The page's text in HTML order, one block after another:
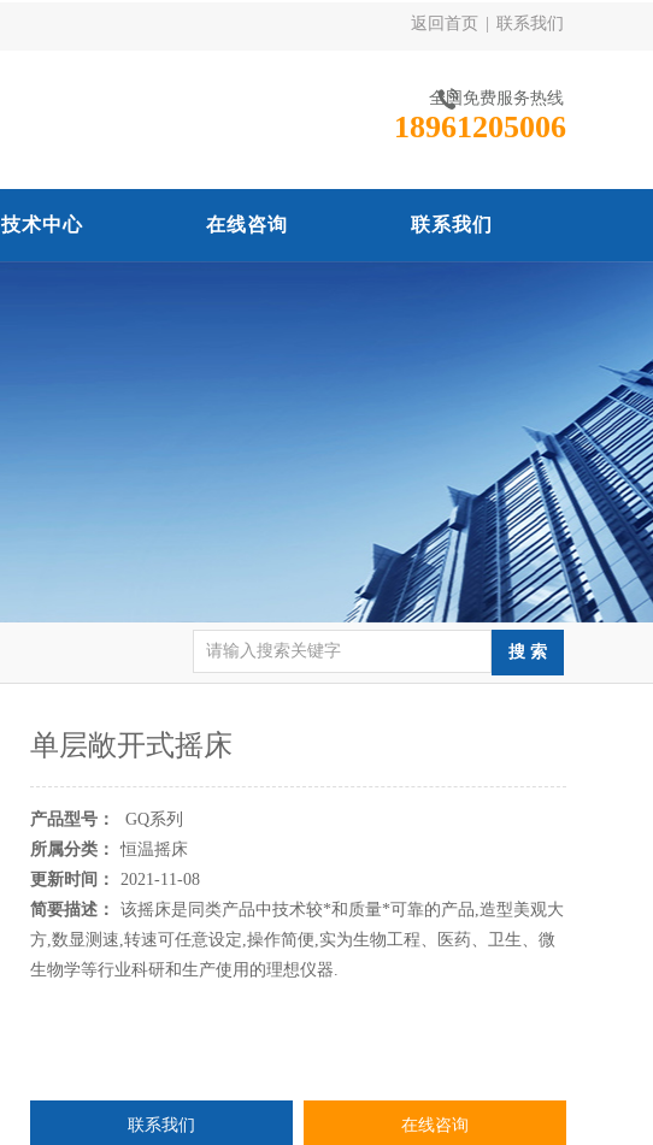
返回首页 联系我们
全国免费服务热线
18961205006
技术中心 在线咨询 联系我们
单层敞开式摇床
产品型号：
GQ系列
所属分类：
恒温摇床
更新时间：
2021-11-08
简要描述：
该摇床是同类产品中技术较*和质量*可靠的产品,造型美观大
方,数显测速,转速可任意设定,操作简便,实为生物工程、医药、卫生、微
生物学等行业科研和生产使用的理想仪器.
联系我们 在线咨询